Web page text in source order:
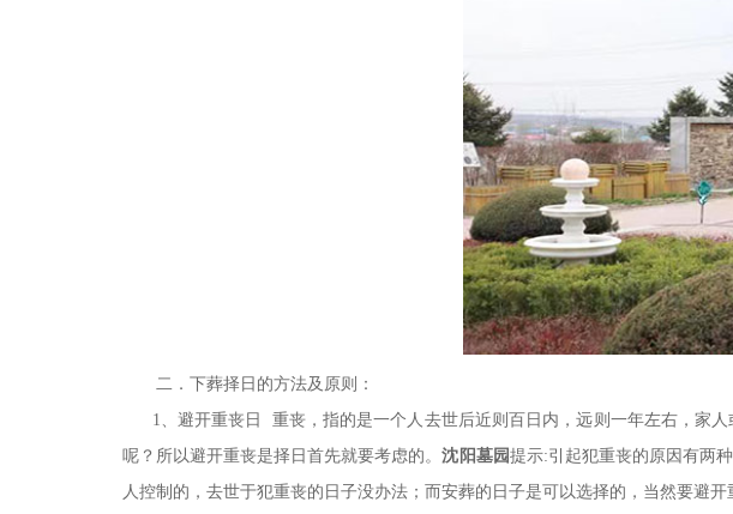
二．下葬择日的方法及原则：
1、避开重丧日 重丧，指的是一个人去世后近则百日内，远则一年左右，家人
呢？所以避开重丧是择日首先就要考虑的。沈阳墓园提示:引起犯重丧的原因有两
人控制的，去世于犯重丧的日子没办法；而安葬的日子是可以选择的，当然要避开